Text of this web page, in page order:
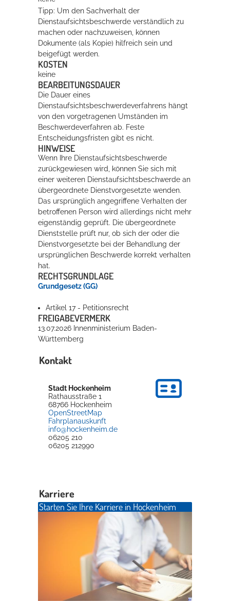
Tipp: Um den Sachverhalt der
Dienstaufsichtsbeschwerde verständlich zu
machen oder nachzuweisen, können
Dokumente (als Kopie) hilfreich sein und
beigefügt werden.
KOSTEN
keine
BEARBEITUNGSDAUER
Die Dauer eines
Dienstaufsichtsbeschwerdeverfahrens hängt
von den vorgetragenen Umständen im
Beschwerdeverfahren ab. Feste
Entscheidungsfristen gibt es nicht.
HINWEISE
Wenn Ihre Dienstaufsichtsbeschwerde
zurückgewiesen wird, können Sie sich mit
einer weiteren Dienstaufsichtsbeschwerde an
übergeordnete Dienstvorgesetzte wenden.
Das ursprünglich angegriffene Verhalten der
betroffenen Person wird allerdings nicht mehr
eigenständig geprüft. Die übergeordnete
Dienststelle prüft nur, ob sich der oder die
Dienstvorgesetzte bei der Behandlung der
ursprünglichen Beschwerde korrekt verhalten
hat.
RECHTSGRUNDLAGE
Grundgesetz (GG)
Artikel 17 - Petitionsrecht
FREIGABEVERMERK
13.07.2026 Innenministerium Baden-
Württemberg
Kontakt
Stadt Hockenheim
Rathausstraße 1
68766 Hockenheim
OpenStreetMap
Fahrplanauskunft
info@hockenheim.de
06205 210
06205 212990
Karriere
Starten Sie Ihre Karriere in Hockenheim